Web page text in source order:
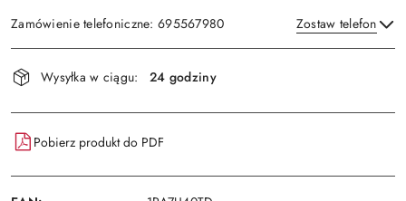
Zamówienie telefoniczne: 695567980 Zostaw telefon
Dostępność
i
dostawa
Wysyłka w ciągu: 24 godziny
Pobierz produkt do PDF